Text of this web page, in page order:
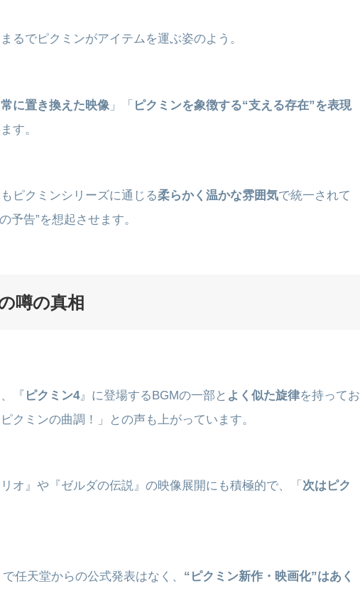
るでピクミンがアイテムを運ぶ姿のよう。
に置き換えた映像 」「 ピクミンを象徴する“支える存在”を表現
す。
ピクミンシリーズに通じる柔らかく温かな雰囲気で統一されて
予告”を想起させます。
噂の真相
『 ピクミン4』に登場するBGMの一部と よく似た旋律を持ってお
クミンの曲調！」との声も上がっています。
オ』や『ゼルダの伝説』の映像展開にも積極的で、「 次はピク
任天堂からの公式発表はなく、 “ピクミン新作・映画化”はあく